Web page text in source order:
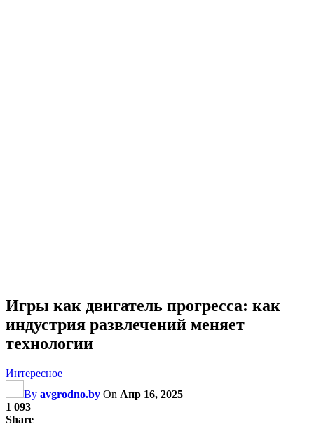
Игры как двигатель прогресса: как
индустрия развлечений меняет
технологии
Интересное
By avgrodno.by On Апр 16, 2025
1 093
Share